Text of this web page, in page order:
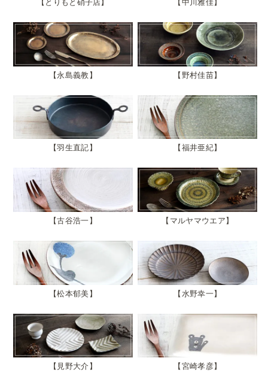
とりもと硝子店 中川雅佳
永島義教 野村佳苗
羽生直記 福井亜紀
古谷浩一 マルヤマウエア
松本郁美 水野幸一
見野大介 宮崎孝彦